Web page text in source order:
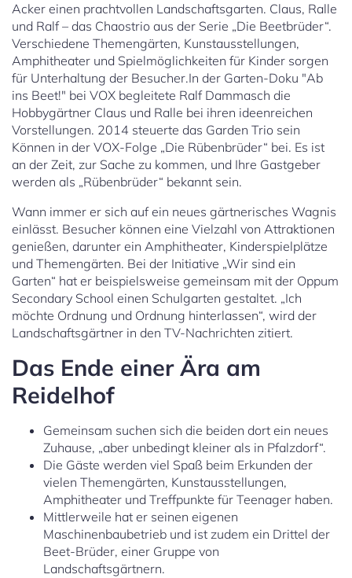
Acker einen prachtvollen Landschaftsgarten. Claus, Ralle
und Ralf – das Chaostrio aus der Serie „Die Beetbrüder“.
Verschiedene Themengärten, Kunstausstellungen,
Amphitheater und Spielmöglichkeiten für Kinder sorgen
für Unterhaltung der Besucher.In der Garten-Doku "Ab
ins Beet!" bei VOX begleitete Ralf Dammasch die
Hobbygärtner Claus und Ralle bei ihren ideenreichen
Vorstellungen. 2014 steuerte das Garden Trio sein
Können in der VOX-Folge „Die Rübenbrüder“ bei. Es ist
an der Zeit, zur Sache zu kommen, und Ihre Gastgeber
werden als „Rübenbrüder“ bekannt sein.
Wann immer er sich auf ein neues gärtnerisches Wagnis
einlässt. Besucher können eine Vielzahl von Attraktionen
genießen, darunter ein Amphitheater, Kinderspielplätze
und Themengärten. Bei der Initiative „Wir sind ein
Garten“ hat er beispielsweise gemeinsam mit der Oppum
Secondary School einen Schulgarten gestaltet. „Ich
möchte Ordnung und Ordnung hinterlassen“, wird der
Landschaftsgärtner in den TV-Nachrichten zitiert.
Das Ende einer Ära am
Reidelhof
Gemeinsam suchen sich die beiden dort ein neues
Zuhause, „aber unbedingt kleiner als in Pfalzdorf“.
Die Gäste werden viel Spaß beim Erkunden der
vielen Themengärten, Kunstausstellungen,
Amphitheater und Treffpunkte für Teenager haben.
Mittlerweile hat er seinen eigenen
Maschinenbaubetrieb und ist zudem ein Drittel der
Beet-Brüder, einer Gruppe von
Landschaftsgärtnern.